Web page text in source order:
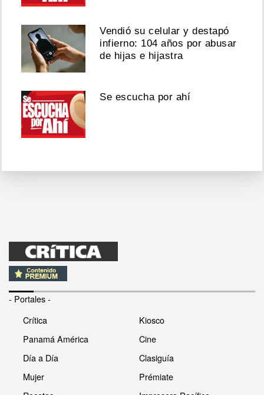
Vendió su celular y destapó
infierno: 104 años por abusar
de hijas e hijastra
Se escucha por ahí
- Portales -
Crítica
Panamá América
Día a Día
Mujer
Kiosco
Cine
Clasiguía
Prémiate